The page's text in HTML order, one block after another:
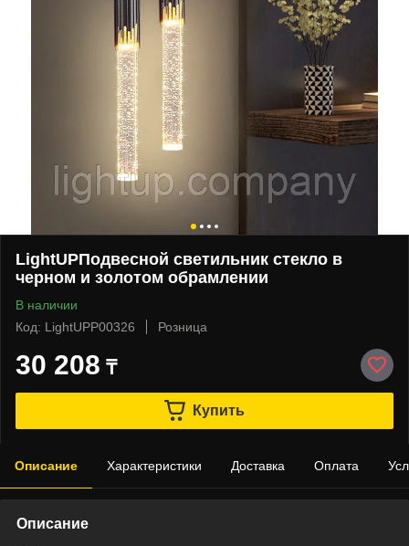
LightUPПодвесной светильник стекло в
черном и золотом обрамлении
В наличии
Код: LightUPP00326
Розница
30 208 ₸
Купить
Описание Характеристики Доставка Оплата
Описание